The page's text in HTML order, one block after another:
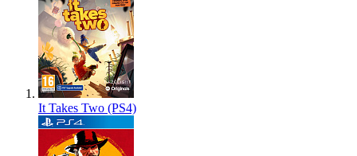
It Takes Two (PS4)